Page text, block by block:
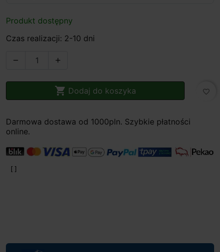
Produkt dostępny
Czas realizacji: 2-10 dni
 
 Dodaj do koszyka favorite_border
Darmowa dostawa od 1000pln. Szybkie płatności
online.